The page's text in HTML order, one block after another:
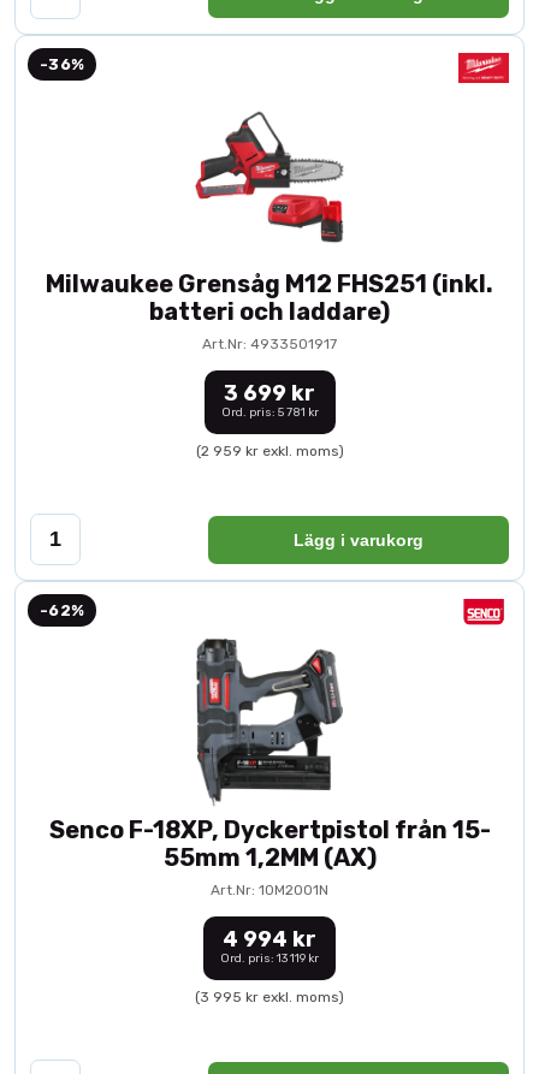
-36%
Milwaukee Grensåg M12 FHS251 (inkl.
batteri och laddare)
Art.Nr: 4933501917
3 699 kr
Ord. pris: 5 781 kr
(2 959 kr exkl. moms)
Lägg i varukorg
-62%
Senco F-18XP, Dyckertpistol från 15-
55mm 1,2MM (AX)
Art.Nr: 10M2001N
4 994 kr
Ord. pris: 13 119 kr
(3 995 kr exkl. moms)